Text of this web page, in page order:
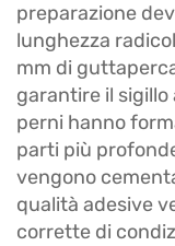
preparazione
lunghezza
mm di
garantire il
perni hanno
parti più
vengono
qualità adesive
corrette di